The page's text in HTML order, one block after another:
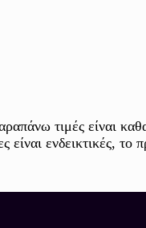
τιμές είναι
ενδεικτικές, το